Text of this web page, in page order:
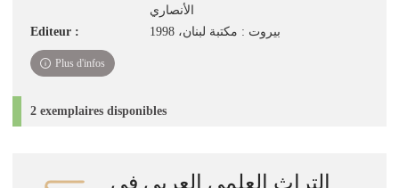
الأنصاري
Editeur :
بيروت : مكتبة لبنان، 1998
Plus d'infos
2 exemplaires disponibles
التراث العلمي العربي في